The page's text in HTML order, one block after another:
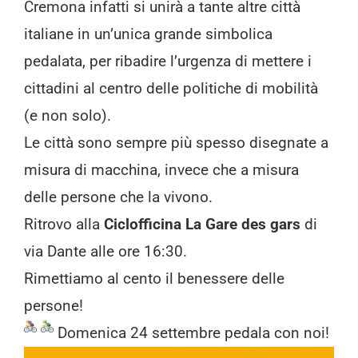
Cremona infatti si unirà a tante altre città
italiane in un’unica grande simbolica
pedalata, per ribadire l’urgenza di mettere i
cittadini al centro delle politiche di mobilità
(e non solo).
Le città sono sempre più spesso disegnate a
misura di macchina, invece che a misura
delle persone che la vivono.
Ritrovo alla Ciclofficina La Gare des gars di
via Dante alle ore 16:30.
Rimettiamo al cento il benessere delle
persone!
Domenica 24 settembre pedala con noi!